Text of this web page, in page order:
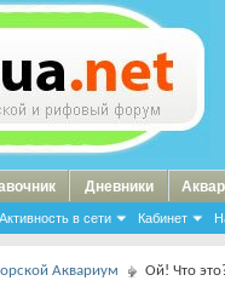
Активность в сети Кабинет
Дневники
Аквариум Ой! Что